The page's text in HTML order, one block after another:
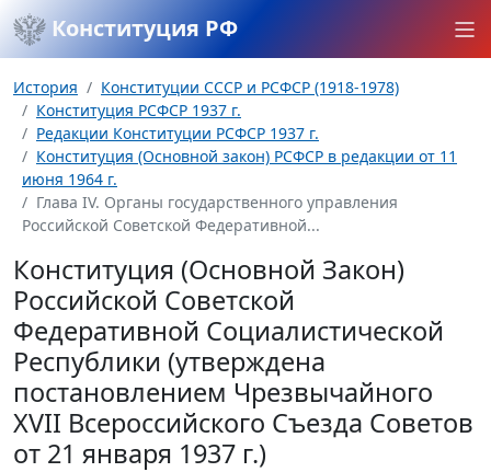
Конституция РФ
История
Конституции СССР и РСФСР (1918-1978)
Конституция РСФСР 1937 г.
Редакции Конституции РСФСР 1937 г.
Конституция (Основной закон) РСФСР в редакции от 11
июня 1964 г.
Глава IV. Органы государственного управления
Российской Советской Федеративной...
Конституция (Основной Закон)
Российской Советской
Федеративной Социалистической
Республики (утверждена
постановлением Чрезвычайного
XVII Всероссийского Съезда Советов
от 21 января 1937 г.)